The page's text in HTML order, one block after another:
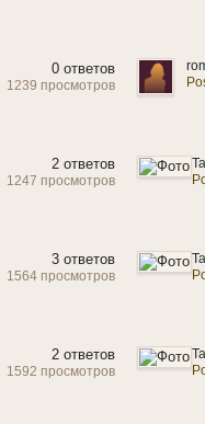
0 ответов
1239 просмотров
2 ответов
1247 просмотров
3 ответов
1564 просмотров
2 ответов
1592 просмотров